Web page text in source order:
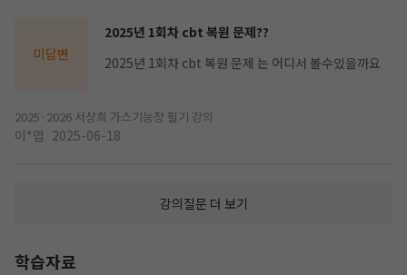
미답변
2025년 1회차 cbt 복원 문제??
2025년 1회차 cbt 복원 문제 는 어디서 볼수있을까요
2025·2026 서상희 가스기능장 필기 강의
이*엽 2025-06-18
강의질문 더 보기
학습자료